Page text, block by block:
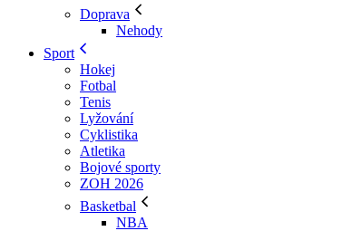
Doprava
Nehody
Sport
Hokej
Fotbal
Tenis
Lyžování
Cyklistika
Atletika
Bojové sporty
ZOH 2026
Basketbal
NBA